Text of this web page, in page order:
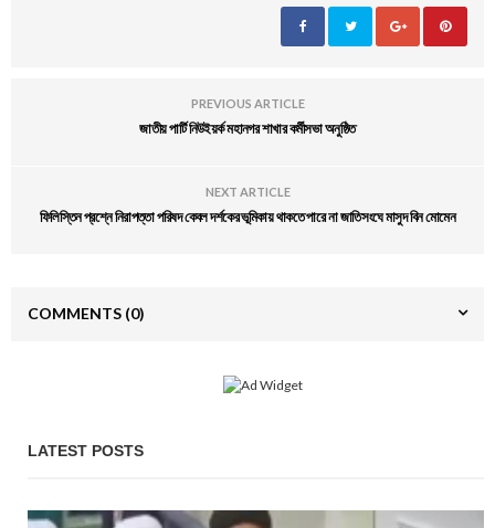
PREVIOUS ARTICLE
জাতীয় পার্টি নিউইয়র্ক মহানগর শাখার কর্মীসভা অনুষ্ঠিত
NEXT ARTICLE
ফিলিস্তিন প্রশ্নে নিরাপত্তা পরিষদ কেবল দর্শকের ভূমিকায় থাকতে পারে না জাতিসংঘে মাসুদ বিন মোমেন
COMMENTS (0)
LATEST POSTS